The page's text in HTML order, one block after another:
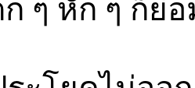
ๆ หัก ๆ ก็ย่